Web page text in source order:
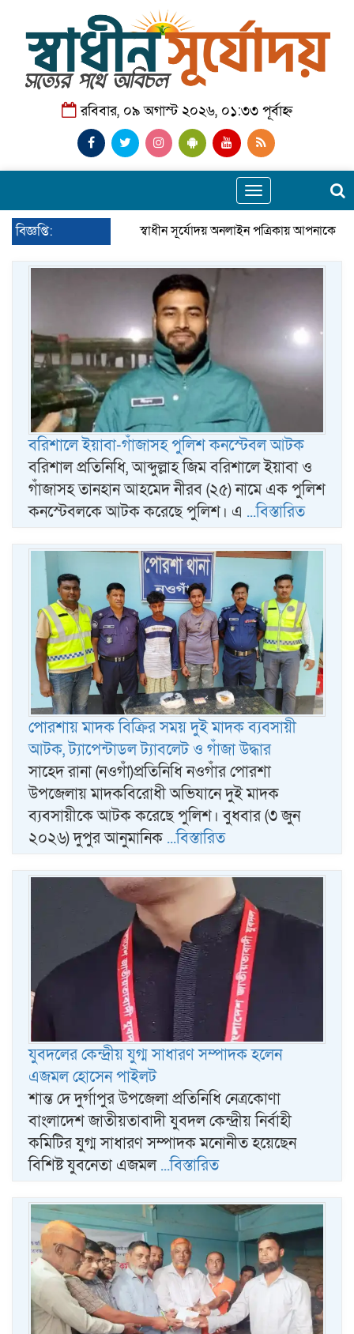
রবিবার, ০৯ অগাস্ট ২০২৬, ০১:৩৩ পূর্বাহ্ন
Toggle
navigation
বিজ্ঞপ্তি: স্বাধীন সূর্যোদয় অনলাইন পত্রিকায় আপনাকে
বরিশালে ইয়াবা-গাঁজাসহ পুলিশ কনস্টেবল আটক
বরিশাল প্রতিনিধি, আব্দুল্লাহ জিম বরিশালে ইয়াবা ও
গাঁজাসহ তানহান আহমেদ নীরব (২৫) নামে এক পুলিশ
কনস্টেবলকে আটক করেছে পুলিশ। এ ...বিস্তারিত
পোরশায় মাদক বিক্রির সময় দুই মাদক ব্যবসায়ী
আটক, ট্যাপেন্টাডল ট্যাবলেট ও গাঁজা উদ্ধার
সাহেদ রানা (নওগাঁ)প্রতিনিধি নওগাঁর পোরশা
উপজেলায় মাদকবিরোধী অভিযানে দুই মাদক
ব্যবসায়ীকে আটক করেছে পুলিশ। বুধবার (৩ জুন
২০২৬) দুপুর আনুমানিক...বিস্তারিত
​​যুবদলের কেন্দ্রীয় যুগ্ম সাধারণ সম্পাদক হলেন
এজমল হোসেন পাইলট
শান্ত দে দুর্গাপুর উপজেলা প্রতিনিধি নেত্রকোণা
বাংলাদেশ জাতীয়তাবাদী যুবদল কেন্দ্রীয় নির্বাহী
কমিটির যুগ্ম সাধারণ সম্পাদক মনোনীত হয়েছেন
বিশিষ্ট যুবনেতা এজমল...বিস্তারিত